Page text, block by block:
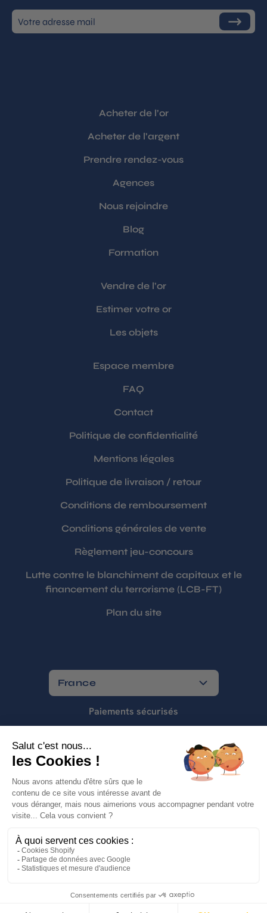
Inscrivez-
vous
S'inscrire
Acheter de l’or
Acheter de l’argent
Prendre rendez-vous
Agences
Nous rejoindre
Blog
Formation
Vendre de l’or
Estimer votre or
Les objets
Espace membre
FAQ
Contact
Politique de confidentialité
Mentions légales
Politique de livraison / retour
Conditions de remboursement
Conditions générales de vente
Règlement jeu-concours
Lutte contre le blanchiment de capitaux et le
financement du terrorisme (LCB-FT)
Plan du site
France
Paiements sécurisés